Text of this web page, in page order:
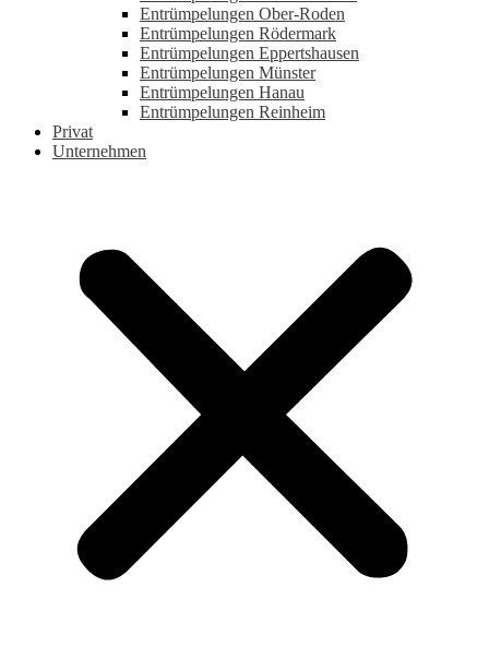
Entrümpelungen Ober-Roden
Entrümpelungen Rödermark
Entrümpelungen Eppertshausen
Entrümpelungen Münster
Entrümpelungen Hanau
Entrümpelungen Reinheim
Privat
Unternehmen